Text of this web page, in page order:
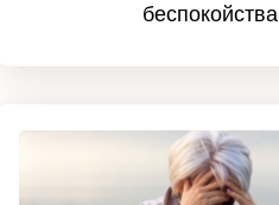
беспокойства